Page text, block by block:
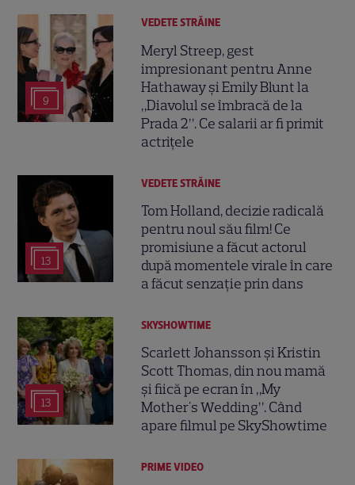
9
VEDETE STRĂINE
Meryl Streep, gest
impresionant pentru Anne
Hathaway și Emily Blunt la
„Diavolul se îmbracă de la
Prada 2”. Ce salarii ar fi primit
actrițele
13
VEDETE STRĂINE
Tom Holland, decizie radicală
pentru noul său film! Ce
promisiune a făcut actorul
după momentele virale în care
a făcut senzație prin dans
13
SKYSHOWTIME
Scarlett Johansson și Kristin
Scott Thomas, din nou mamă
și fiică pe ecran în „My
Mother's Wedding”. Când
apare filmul pe SkyShowtime
PRIME VIDEO